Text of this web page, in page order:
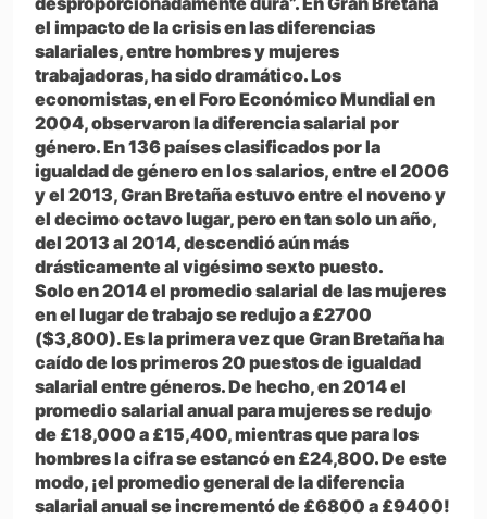
el impacto de la crisis en las diferencias
salariales, entre hombres y mujeres
trabajadoras, ha sido dramático. Los
economistas, en el Foro Económico Mundial en
2004, observaron la diferencia salarial por
género. En 136 países clasificados por la
igualdad de género en los salarios, entre el 2006
y el 2013, Gran Bretaña estuvo entre el noveno y
el decimo octavo lugar, pero en tan solo un año,
del 2013 al 2014, descendió aún más
drásticamente al vigésimo sexto puesto.
Solo en 2014 el promedio salarial de las mujeres
en el lugar de trabajo se redujo a £2700
($3,800). Es la primera vez que Gran Bretaña ha
caído de los primeros 20 puestos de igualdad
salarial entre géneros. De hecho, en 2014 el
promedio salarial anual para mujeres se redujo
de £18,000 a £15,400, mientras que para los
hombres la cifra se estancó en £24,800. De este
modo, ¡el promedio general de la diferencia
salarial anual se incrementó de £6800 a £9400!